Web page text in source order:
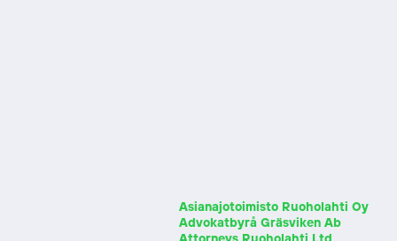
Asianajotoimisto Ruoholahti Oy
Advokatbyrå Gräsviken Ab